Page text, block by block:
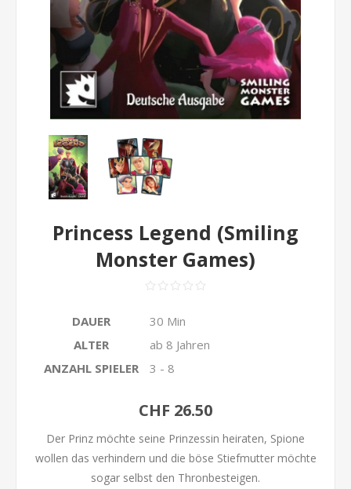
Princess Legend (Smiling
Monster Games)
DAUER
30 Min
ALTER
ab 8 Jahren
ANZAHL SPIELER
3 - 8
CHF 26.50
Der Prinz möchte seine Prinzessin heiraten, Spione
wollen das verhindern und die böse Stiefmutter möchte
sogar selbst den Thronbesteigen.